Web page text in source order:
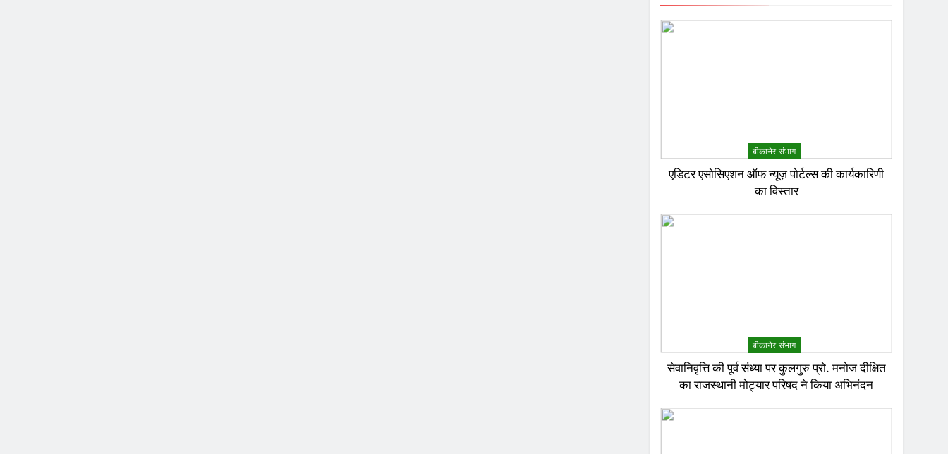
बीकानेर संभाग
एडिटर एसोसिएशन ऑफ न्यूज़ पोर्टल्स की कार्यकारिणी
का विस्तार
बीकानेर संभाग
सेवानिवृत्ति की पूर्व संध्या पर कुलगुरु प्रो. मनोज दीक्षित
का राजस्थानी मोट्यार परिषद ने किया अभिनंदन